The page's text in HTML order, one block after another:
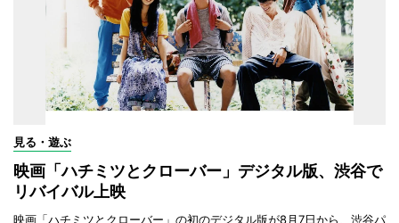
見る・遊ぶ
映画「ハチミツとクローバー」デジタル版、渋谷で
リバイバル上映
映画「ハチミツとクローバー」の初のデジタル版が8月7日から、渋谷パ